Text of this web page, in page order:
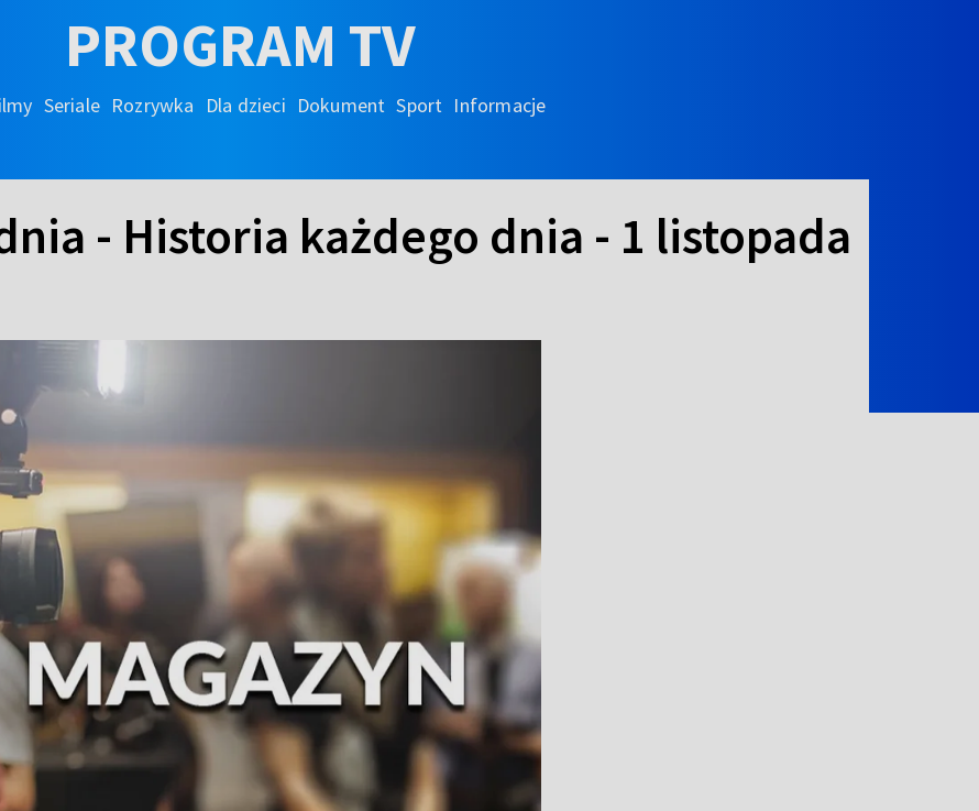
PROGRAM TV
Seriale Rozrywka Dla dzieci Dokument Sport Informacje
- Historia każdego dnia - 1 listopada